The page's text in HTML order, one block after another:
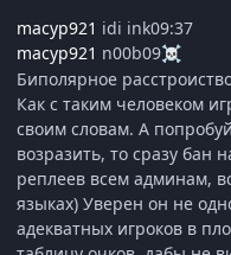
macyp921 idi ink09:37
macyp921 n00b09☠️
Биполярное
Как с таким человеком
своим словам. А
возразить, то сразу бан
реплеев всем админам,
языках) Уверен он не
адекватных игроков в